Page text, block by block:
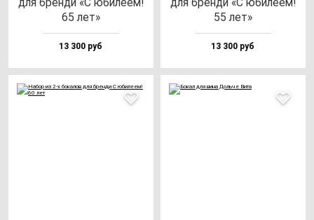
65 лет»
13 300 руб
55 лет»
13 300 руб